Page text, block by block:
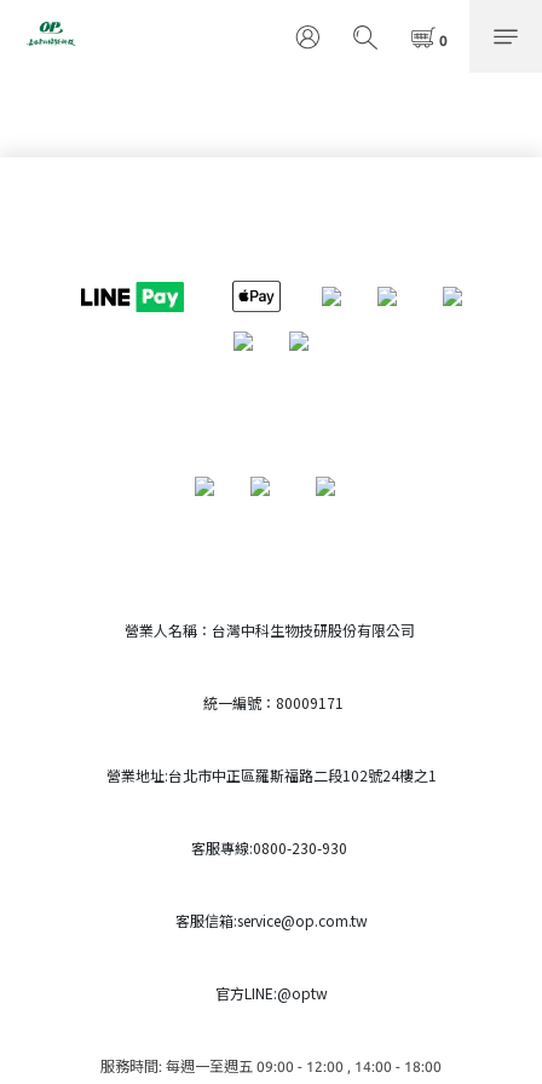
營業人名稱：台灣中科生物技研股份有限公司
統一編號：80009171
營業地址:台北市中正區羅斯福路二段102號24樓之1
客服專線:0800-230-930
客服信箱:service@op.com.tw
官方LINE:@optw
服務時間: 每週一至週五 09:00 - 12:00 , 14:00 - 18:00